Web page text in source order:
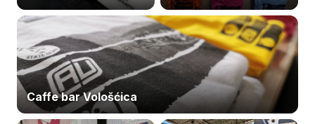
Caffe bar Vološćica